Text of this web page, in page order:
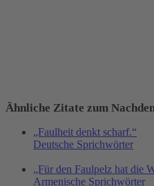
Ähnliche Zitate zum
„Faulheit denkt scharf.“
Deutsche Sprichwörter
„Für den Faulpelz hat die
Armenische Sprichwörter